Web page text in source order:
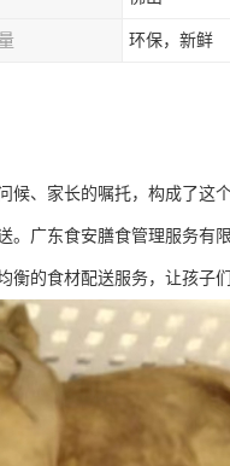
环保，新鲜
候、家长的嘱托，构成了这
广东食安膳食管理服务有
的食材配送服务，让孩子